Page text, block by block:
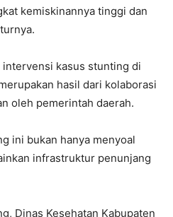
kemiskinannya tinggi dan
kasus stunting di
hasil dari kolaborasi
oleh pemerintah daerah.
ini bukan hanya menyoal
infrastruktur penunjang
Dinas Kesehatan Kabupaten